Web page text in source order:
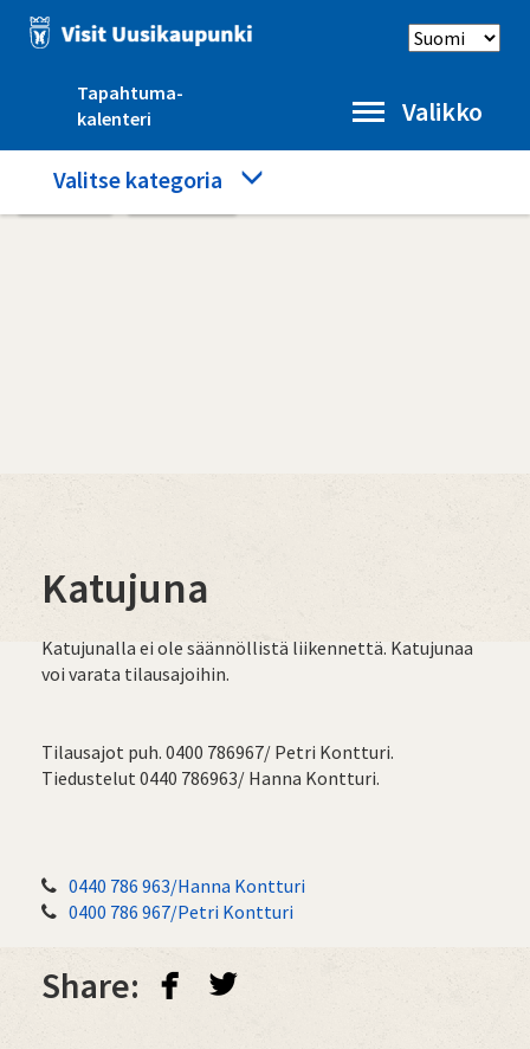
Hyppää
pääsisältöön
Tapahtuma-
kalenteri
Select
Valikko
Category
menu
Valitse kategoria
Etusivu Katujuna
Katujuna
Katujunalla ei ole säännöllistä liikennettä. Katujunaa
voi varata tilausajoihin.
Tilausajot puh. 0400 786967/ Petri Kontturi.
Tiedustelut 0440 786963/ Hanna Kontturi.
0440 786 963/Hanna Kontturi
0400 786 967/Petri Kontturi
Share: facebook twitterbird